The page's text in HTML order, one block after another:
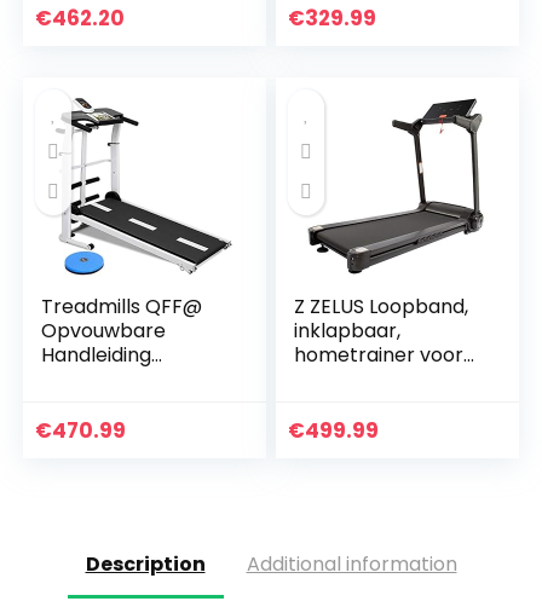
Mini Vouwen
€462.20
loopvlak, 100 x 36
€329.99
Treadmills QFF@
Opvouwbare
Handleiding
Hoogte Helling Niet
€470.99
Z ZELUS Loopband,
inklapbaar,
hometrainer voor
programma’s
€499.99
Description Additional information